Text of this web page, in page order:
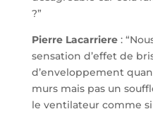
?”
Pierre Lacarriere:
sensation d’effet de
d’enveloppement
murs mais pas un
le ventilateur comme